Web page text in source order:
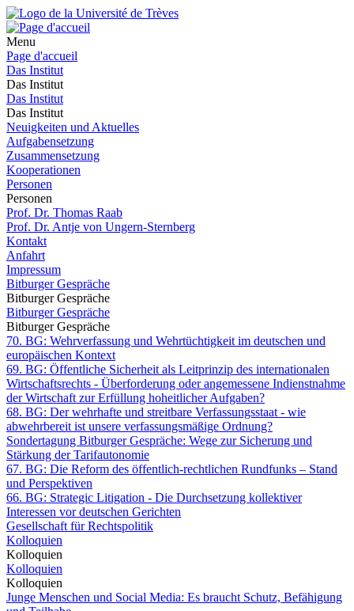
Menu
Page d'accueil
Das Institut
Das Institut
Das Institut
Das Institut
Neuigkeiten und Aktuelles
Aufgabensetzung
Zusammensetzung
Kooperationen
Personen
Personen
Prof. Dr. Thomas Raab
Prof. Dr. Antje von Ungern-Sternberg
Kontakt
Anfahrt
Impressum
Bitburger Gespräche
Bitburger Gespräche
Bitburger Gespräche
Bitburger Gespräche
70. BG: Wehrverfassung und Wehrtüchtigkeit im deutschen und
europäischen Kontext
69. BG: Öffentliche Sicherheit als Leitprinzip des internationalen
Wirtschaftsrechts - Überforderung oder angemessene Indienstnahme
der Wirtschaft zur Erfüllung hoheitlicher Aufgaben?
68. BG: Der wehrhafte und streitbare Verfassungsstaat - wie
abwehrbereit ist unsere verfassungsmäßige Ordnung?
Sondertagung Bitburger Gespräche: Wege zur Sicherung und
Stärkung der Tarifautonomie
67. BG: Die Reform des öffentlich-rechtlichen Rundfunks – Stand
und Perspektiven
66. BG: Strategic Litigation - Die Durchsetzung kollektiver
Interessen vor deutschen Gerichten
Gesellschaft für Rechtspolitik
Kolloquien
Kolloquien
Kolloquien
Kolloquien
Junge Menschen und Social Media: Es braucht Schutz, Befähigung